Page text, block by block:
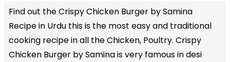
Find out theCrispy Chicken Burger by Samina
Recipe in Urdu this is the most easy and traditional
cooking recipe in all theChicken, Poultry. Crispy
Chicken Burger by Samina is very famous in desi